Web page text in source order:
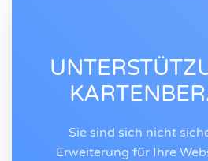
Sie sind sich nicht
Erweiterung für Ihre